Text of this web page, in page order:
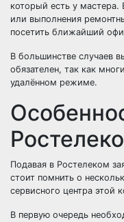
который есть у мастера.
или выполнения
посетить ближайший
В большинстве случаев
обязателен, так как
удалённом режиме.
Подавая в Ростелеком
стоит помнить о
сервисного центра этой
В первую очередь